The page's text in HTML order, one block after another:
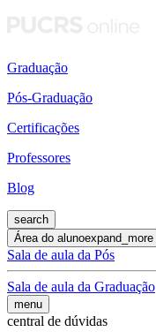
Graduação
Pós-Graduação
Certificações
Professores
Blog
search
Área do alunoexpand_more
Sala de aula da Pós
Sala de aula da Graduação
menu
central de dúvidas